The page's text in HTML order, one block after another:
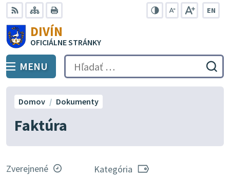
Preskočiť
na
obsah
RSS Mapa
EN
DIVÍN
OFICIÁLNE STRÁNKY
PREPNÚŤ
MENU Hľadať:
Faktúra
Domov Dokumenty
Zverejnené Kategória